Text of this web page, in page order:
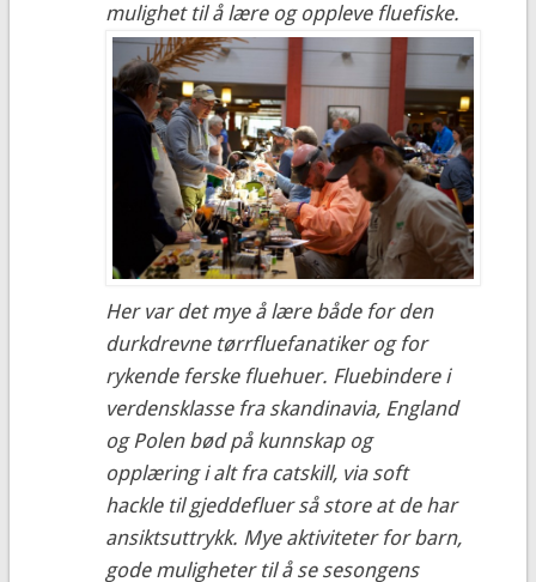
mulighet til å lære og oppleve fluefiske.
Her var det mye å lære både for den
durkdrevne tørrfluefanatiker og for
rykende ferske fluehuer. Fluebindere i
verdensklasse fra skandinavia, England
og Polen bød på kunnskap og
opplæring i alt fra catskill, via soft
hackle til gjeddefluer så store at de har
ansiktsuttrykk. Mye aktiviteter for barn,
gode muligheter til å se sesongens